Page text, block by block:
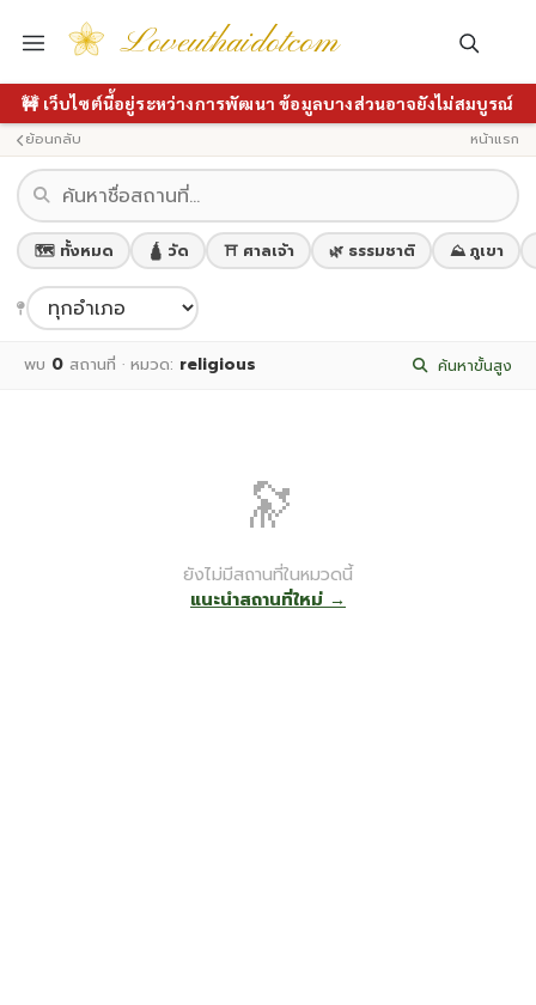
🚧 เว็บไซต์นี้อยู่ระหว่างการพัฒนา ข้อมูลบางส่วนอาจยังไม่สมบูรณ์
Loveuthaidotcom
ย้อนกลับ หน้าแรก
🗺️ ทั้งหมด 🛕 วัด ⛩️ ศาลเจ้า 🌿 ธรรมชาติ ⛰️ ภูเขา
พบ 0 สถานที่ · หมวด: religious ค้นหาขั้นสูง
🔭
ยังไม่มีสถานที่ในหมวดนี้
แนะนำสถานที่ใหม่ →